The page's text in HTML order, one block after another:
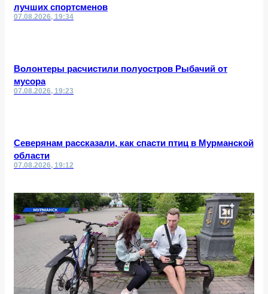
лучших спортсменов
07.08.2026, 19:34
Волонтеры расчистили полуостров Рыбачий от
мусора
07.08.2026, 19:23
Северянам рассказали, как спасти птиц в Мурманской
области
07.08.2026, 19:12